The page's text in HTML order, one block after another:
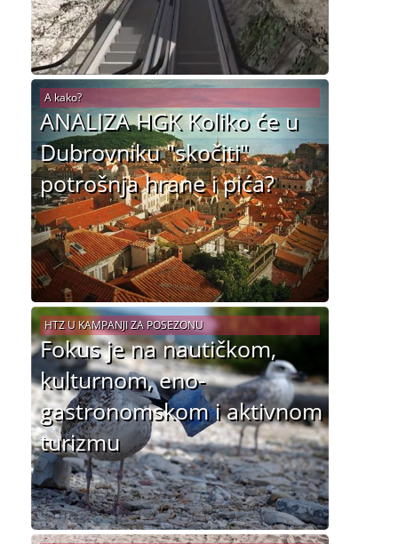
ANALIZA HGK Koliko će u
Dubrovniku "skočiti"
potrošnja hrane i pića?
A kako?
Fokus je na nautičkom,
kulturnom, eno-
gastronomskom i aktivnom
turizmu
HTZ U KAMPANJI ZA POSEZONU